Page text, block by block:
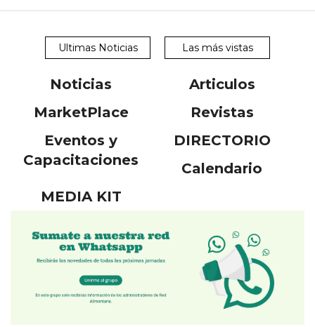
Ultimas Noticias Las más vistas
Noticias
Articulos
MarketPlace
Revistas
Eventos y
Capacitaciones
DIRECTORIO
Calendario
MEDIA KIT